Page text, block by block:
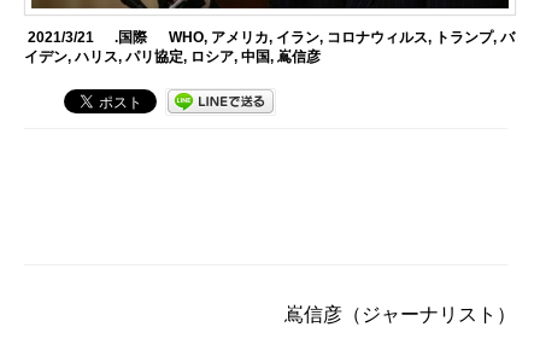
2021/3/21 .国際 WHO, アメリカ, イラン, コロナウィルス, トランプ, バ
イデン,ハリス,パリ協定, ロシア,中国,嶌信彦
嶌信彦（ジャーナリスト）